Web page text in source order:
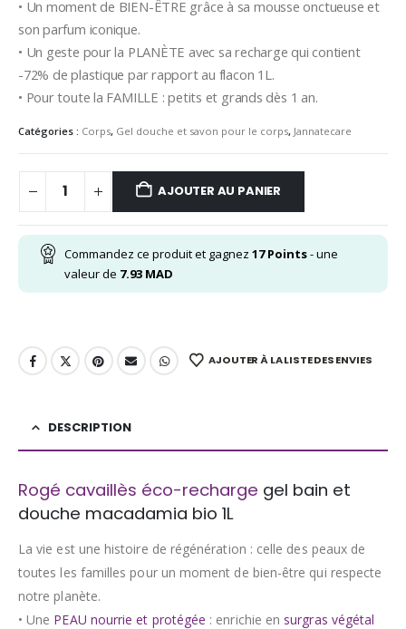
• Un moment de BIEN-ÊTRE grâce à sa mousse onctueuse et
son parfum iconique.
• Un geste pour la PLANÈTE avec sa recharge qui contient
-72% de plastique par rapport au flacon 1L.
• Pour toute la FAMILLE : petits et grands dès 1 an.
Catégories : Corps, Gel douche et savon pour le corps, Jannatecare
AJOUTER AU PANIER
Commandez ce produit et gagnez 17Points- une
valeur de 7.93 MAD
AJOUTER À LA LISTE DES ENVIES
DESCRIPTION
Rogé cavaillès éco-recharge gel bain et
douche macadamia bio 1L
La vie est une histoire de régénération : celle des peaux de
toutes les familles pour un moment de bien-être qui respecte
notre planète.
• Une PEAU nourrie et protégée : enrichie en surgras végétal